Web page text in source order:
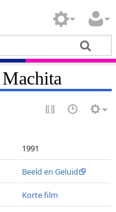
1991
Beeld en Geluid
Korte film